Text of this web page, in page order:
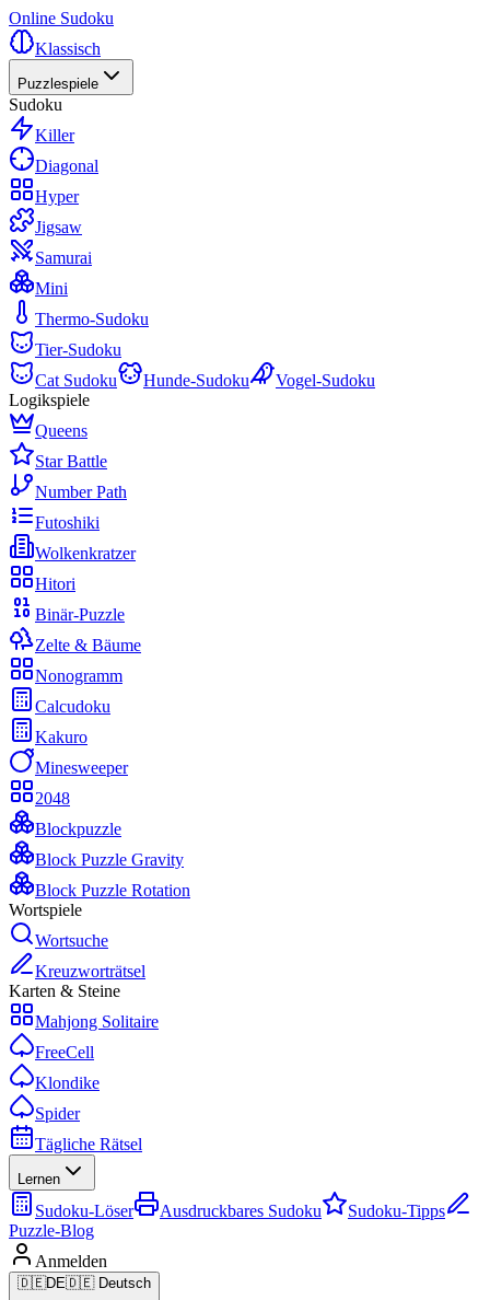
Online Sudoku
Klassisch
Puzzlespiele
Sudoku
Killer
Diagonal
Hyper
Jigsaw
Samurai
Mini
Thermo-Sudoku
Tier-Sudoku
Cat Sudoku
Hunde-Sudoku
Vogel-Sudoku
Logikspiele
Queens
Star Battle
Number Path
Futoshiki
Wolkenkratzer
Hitori
Binär-Puzzle
Zelte & Bäume
Nonogramm
Calcudoku
Kakuro
Minesweeper
2048
Blockpuzzle
Block Puzzle Gravity
Block Puzzle Rotation
Wortspiele
Wortsuche
Kreuzworträtsel
Karten & Steine
Mahjong Solitaire
FreeCell
Klondike
Spider
Tägliche Rätsel
Lernen
Sudoku-Löser Ausdruckbares Sudoku
Sudoku-Tipps
Puzzle-Blog
Anmelden
🇩🇪DE🇩🇪 Deutsch